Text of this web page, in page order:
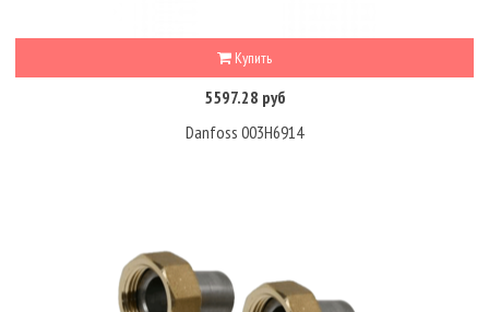
Купить
5597.28 руб
Danfoss 003H6914